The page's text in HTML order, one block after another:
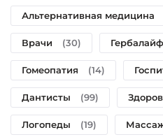
Альтернативная медицина
Врачи (30) Гербалайф
Гомеопатия (14)
Дантисты (99)
Логопеды (19)